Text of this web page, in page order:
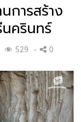
การสร้าง
ครินทร์
529 0